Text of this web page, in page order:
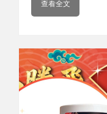
熱門社交媒
行動通訊技術越來越
密。至今，主流的
信等，除了掌握多
源。如何掌握瞬息
協助您最佳化您的
查看全文